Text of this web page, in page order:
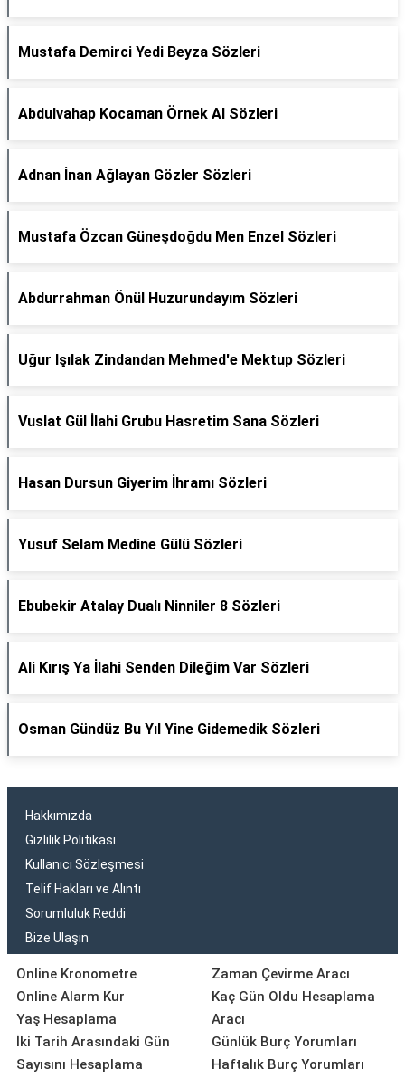
Mustafa Demirci Yedi Beyza Sözleri
Abdulvahap Kocaman Örnek Al Sözleri
Adnan İnan Ağlayan Gözler Sözleri
Mustafa Özcan Güneşdoğdu Men Enzel Sözleri
Abdurrahman Önül Huzurundayım Sözleri
Uğur Işılak Zindandan Mehmed'e Mektup Sözleri
Vuslat Gül İlahi Grubu Hasretim Sana Sözleri
Hasan Dursun Giyerim İhramı Sözleri
Yusuf Selam Medine Gülü Sözleri
Ebubekir Atalay Dualı Ninniler 8 Sözleri
Ali Kırış Ya İlahi Senden Dileğim Var Sözleri
Osman Gündüz Bu Yıl Yine Gidemedik Sözleri
Hakkımızda
Gizlilik Politikası
Kullanıcı Sözleşmesi
Telif Hakları ve Alıntı
Sorumluluk Reddi
Bize Ulaşın
Online Kronometre
Online Alarm Kur
Yaş Hesaplama
İki Tarih Arasındaki Gün
Sayısını Hesaplama
Zaman Çevirme Aracı
Kaç Gün Oldu Hesaplama
Aracı
Günlük Burç Yorumları
Haftalık Burç Yorumları